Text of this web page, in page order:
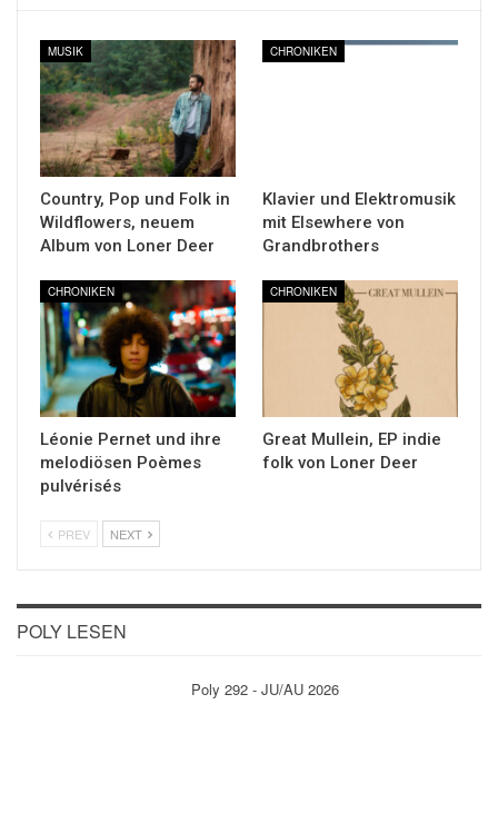
MUSIK
Country, Pop und Folk in
Wildflowers, neuem
Album von Loner Deer
CHRONIKEN
Klavier und Elektromusik
mit Elsewhere von
Grandbrothers
CHRONIKEN
Léonie Pernet und ihre
melodiösen Poèmes
pulvérisés
CHRONIKEN
Great Mullein, EP indie
folk von Loner Deer
PREV NEXT
POLY LESEN
Poly 292 - JU/AU 2026